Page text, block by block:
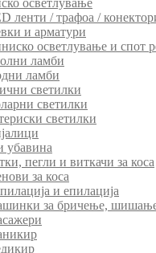
осветлување
ленти / трафоа /
и арматури
осветлување и спот
ламби
ламби
светилки
светилки
светилки
убавина
пегли и виткачи за коса
за коса
и епилација
за бричење,